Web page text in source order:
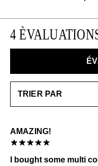
4
AMAZING!
I bought some multi